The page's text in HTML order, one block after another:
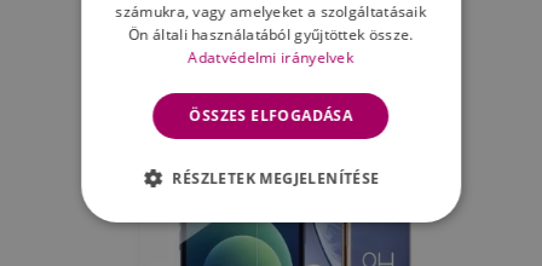
Ne felejtsd el
számukra, vagy amelyeket a szolgáltatásaik
Ön általi használatából gyűjtöttek össze.
Adatvédelmi irányelvek
ÖSSZES ELFOGADÁSA
RÉSZLETEK MEGJELENÍTÉSE